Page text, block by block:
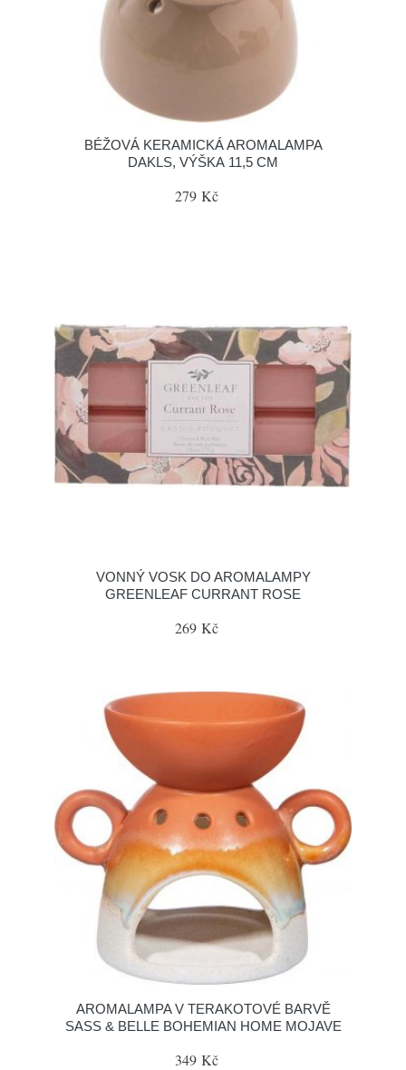
BÉŽOVÁ KERAMICKÁ AROMALAMPA
DAKLS, VÝŠKA 11,5 CM
279 Kč
VONNÝ VOSK DO AROMALAMPY
GREENLEAF CURRANT ROSE
269 Kč
AROMALAMPA V TERAKOTOVÉ BARVĚ
SASS & BELLE BOHEMIAN HOME MOJAVE
349 Kč